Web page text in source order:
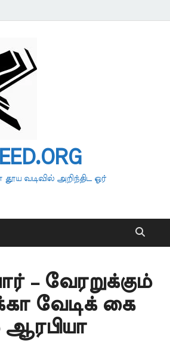
வடிவில் அறிந்திட ஓர்
– வேரறுக்கும்
வேடிக் கை
ஆரபியா